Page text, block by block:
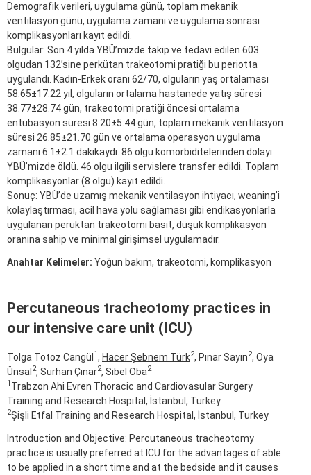
Demografik verileri, uygulama günü, toplam mekanik
ventilasyon günü, uygulama zamanı ve uygulama sonrası
komplikasyonları kayıt edildi.
Bulgular: Son 4 yılda YBÜ’mizde takip ve tedavi edilen 603
olgudan 132’sine perkütan trakeotomi pratiği bu periotta
uygulandı. Kadın-Erkek oranı 62/70, olguların yaş ortalaması
58.65±17.22 yıl, olguların ortalama hastanede yatış süresi
38.77±28.74 gün, trakeotomi pratiği öncesi ortalama
entübasyon süresi 8.20±5.44 gün, toplam mekanik ventilasyon
süresi 26.85±21.70 gün ve ortalama operasyon uygulama
zamanı 6.1±2.1 dakikaydı. 86 olgu komorbiditelerinden dolayı
YBÜ’mizde öldü. 46 olgu ilgili servislere transfer edildi. Toplam
komplikasyonlar (8 olgu) kayıt edildi.
Sonuç: YBÜ’de uzamış mekanik ventilasyon ihtiyacı, weaning’i
kolaylaştırması, acil hava yolu sağlaması gibi endikasyonlarla
uygulanan peruktan trakeotomi basit, düşük komplikasyon
oranına sahip ve minimal girişimsel uygulamadır.
Anahtar Kelimeler: Yoğun bakım, trakeotomi, komplikasyon
Percutaneous tracheotomy practices in
our intensive care unit (ICU)
Tolga Totoz Cangül1 , Hacer Şebnem Türk2, Pınar Sayın2, Oya
Ünsal2, Surhan Çınar2, Sibel Oba2
1 Trabzon Ahi Evren Thoracic and Cardiovasular Surgery
Training and Research Hospital, İstanbul, Turkey
2Şişli Etfal Training and Research Hospital, İstanbul, Turkey
Introduction and Objective: Percutaneous tracheotomy
practice is usually preferred at ICU for the advantages of able
to be applied in a short time and at the bedside and it causes